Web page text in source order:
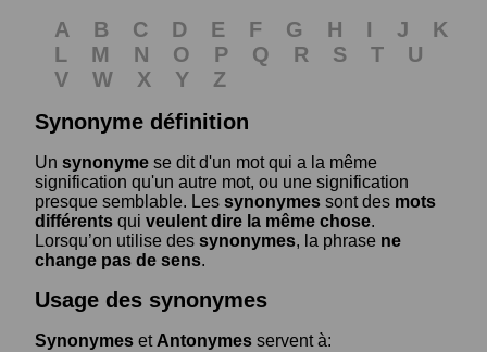
A B C D E F G H I J
K
L
M N O P Q R S T
U
V
W X Y
Z
Synonyme définition
Un synonyme se dit d'un mot qui a la même
signification qu'un autre mot, ou une signification
presque semblable. Les synonymes sont des mots
différents qui veulent dire la même chose.
Lorsqu’on utilise des synonymes, la phrase ne
change pas de sens.
Usage des synonymes
Synonymes et Antonymes servent à: